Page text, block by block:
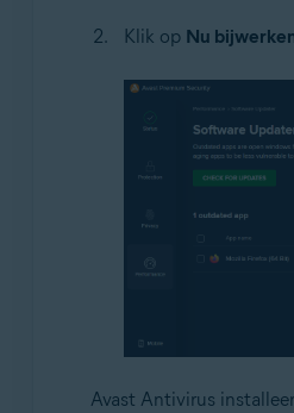
Klik op Nu
Avast Antivirus